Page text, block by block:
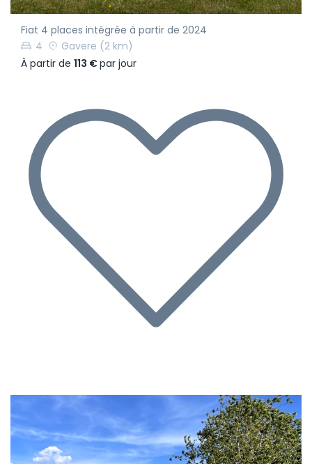
Fiat 4 places intégrée à partir de 2024
4
Gavere (2 km)
À partir de 113 €par jour